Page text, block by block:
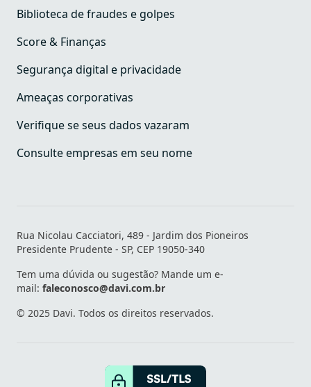
Biblioteca de fraudes e golpes
Score & Finanças
Segurança digital e privacidade
Ameaças corporativas
Verifique se seus dados vazaram
Consulte empresas em seu nome
Rua Nicolau Cacciatori, 489 - Jardim dos Pioneiros
Presidente Prudente - SP, CEP 19050-340
Tem uma dúvida ou sugestão? Mande um e-
mail: faleconosco@davi.com.br
© 2025 Davi. Todos os direitos reservados.